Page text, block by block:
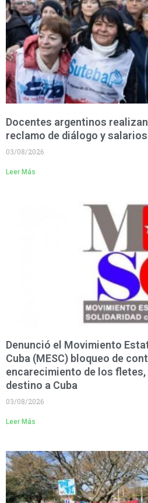
Docentes argentinos
reclamo de diálogo y
03/08/2026
Leer Más
Denunció el Movimiento
Cuba (MESC) bloqueo de
encarecimiento de los
destino a Cuba
03/08/2026
Leer Más